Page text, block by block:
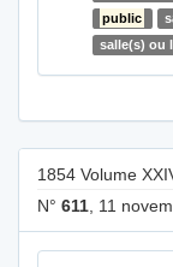
public
salle(s) ou
1854 Volume
N° 611 , 11